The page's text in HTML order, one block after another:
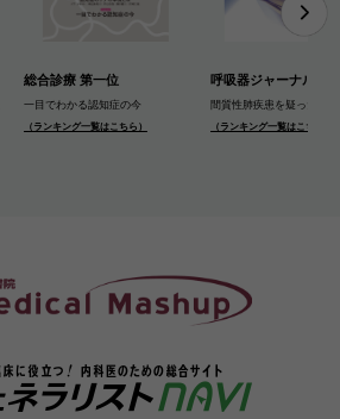
総合診療 第一位
一目でわかる認知症の今
（ランキング一覧はこちら）
呼吸器ジャーナル 第
間質性肺疾患を疑ったら
（ランキング一覧はこちら）